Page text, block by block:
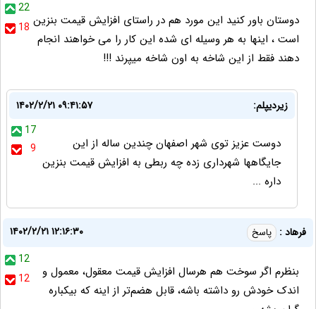
22
18 دوستان باور کنید این مورد هم در راستای افزایش قیمت بنزین
است ، اینها به هر وسیله ای شده این کار را می خواهند انجام
دهند فقط از این شاخه به اون شاخه میپرند !!!
زیردیپلم:
۱۴۰۲/۲/۲۱ ۰۹:۴۱:۵۷
17
9
دوست عزیز توی شهر اصفهان چندین ساله از این
جایگاهها شهرداری زده چه ربطی به افزایش قیمت بنزین
داره ...
فرهاد : پاسخ
۱۴۰۲/۲/۲۱ ۱۲:۱۶:۳۰
12
12
بنظرم اگر سوخت هم هرسال افزایش قیمت معقول، معمول و
اندک خودش رو داشته باشه، قابل هضم‌تر از اینه که بیکباره